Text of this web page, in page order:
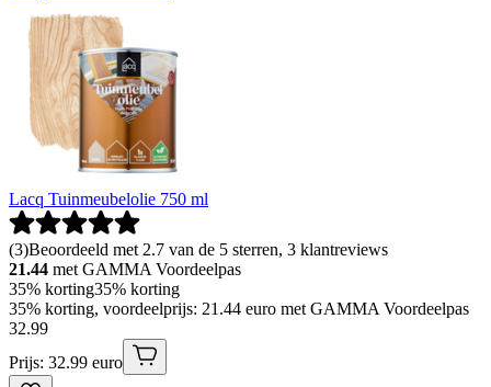
Lacq Tuinmeubelolie 750 ml
(3)Beoordeeld met 2.7 van de 5 sterren, 3 klantreviews
21.44 met GAMMA Voordeelpas
35% korting35% korting
35% korting, voordeelprijs: 21.44 euro met GAMMA Voordeelpas
32.99
Prijs: 32.99 euro